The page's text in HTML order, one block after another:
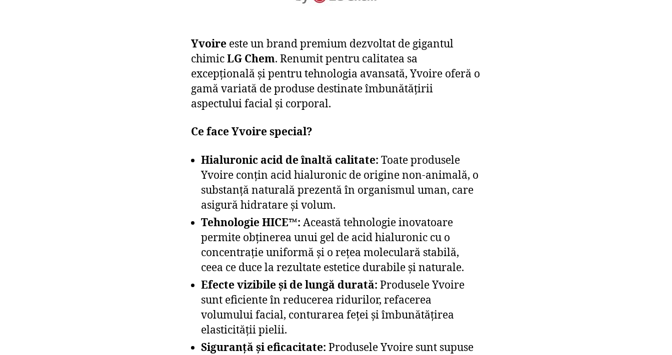
Yvoire este un brand premium dezvoltat de gigantul
chimicLG Chem. Renumit pentru calitatea sa
excepțională și pentru tehnologia avansată, Yvoire oferă o
gamă variată de produse destinate îmbunătățirii
aspectului facial și corporal.
Ce face Yvoire special?
Hialuronic acid de înaltă calitate: Toate produsele
Yvoire conțin acid hialuronic de origine non-animală, o
substanță naturală prezentă în organismul uman, care
asigură hidratare și volum.
Tehnologie HICE™: Această tehnologie inovatoare
permite obținerea unui gel de acid hialuronic cu o
concentrație uniformă și o rețea moleculară stabilă,
ceea ce duce la rezultate estetice durabile și naturale.
Efecte vizibile și de lungă durată: Produsele Yvoire
sunt eficiente în reducerea ridurilor, refacerea
volumului facial, conturarea feței și îmbunătățirea
elasticității pielii.
Siguranță și eficacitate: Produsele Yvoire sunt supuse